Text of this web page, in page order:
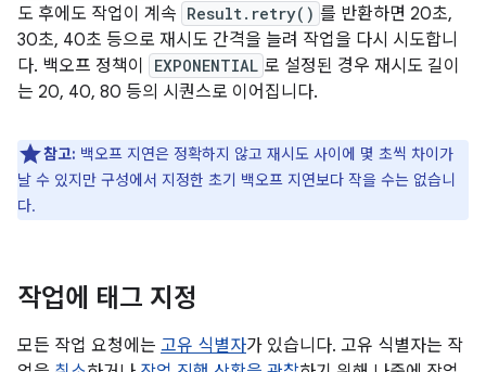
도 후에도 작업이 계속 Result.retry() 를 반환하면 20초,
30초, 40초 등으로 재시도 간격을 늘려 작업을 다시 시도합니
다. 백오프 정책이
EXPONENTIAL 로 설정된 경우 재시도 길이
는 20, 40, 80 등의 시퀀스로 이어집니다.
참고: 백오프 지연은 정확하지 않고 재시도 사이에 몇 초씩 차이가
날 수 있지만 구성에서 지정한 초기 백오프 지연보다 작을 수는 없습니
다.
작업에 태그 지정
모든 작업 요청에는 고유 식별자가 있습니다. 고유 식별자는 작